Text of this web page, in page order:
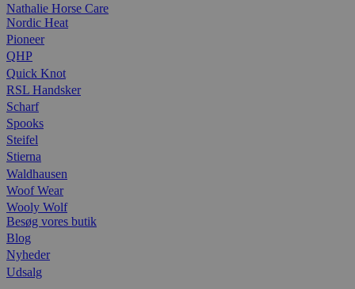
Nathalie Horse Care
Nordic Heat
Pioneer
QHP
Quick Knot
RSL Handsker
Scharf
Spooks
Steifel
Stierna
Waldhausen
Woof Wear
Wooly Wolf
Besøg vores butik
Blog
Nyheder
Udsalg